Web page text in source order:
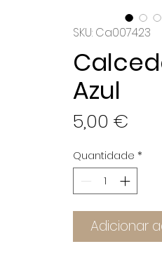
SKU: Ca007423
Azul
5,00 €
Quantidade *
Adicionar